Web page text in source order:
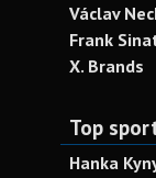
Václav
Frank
X. Brands
Top
Hanka